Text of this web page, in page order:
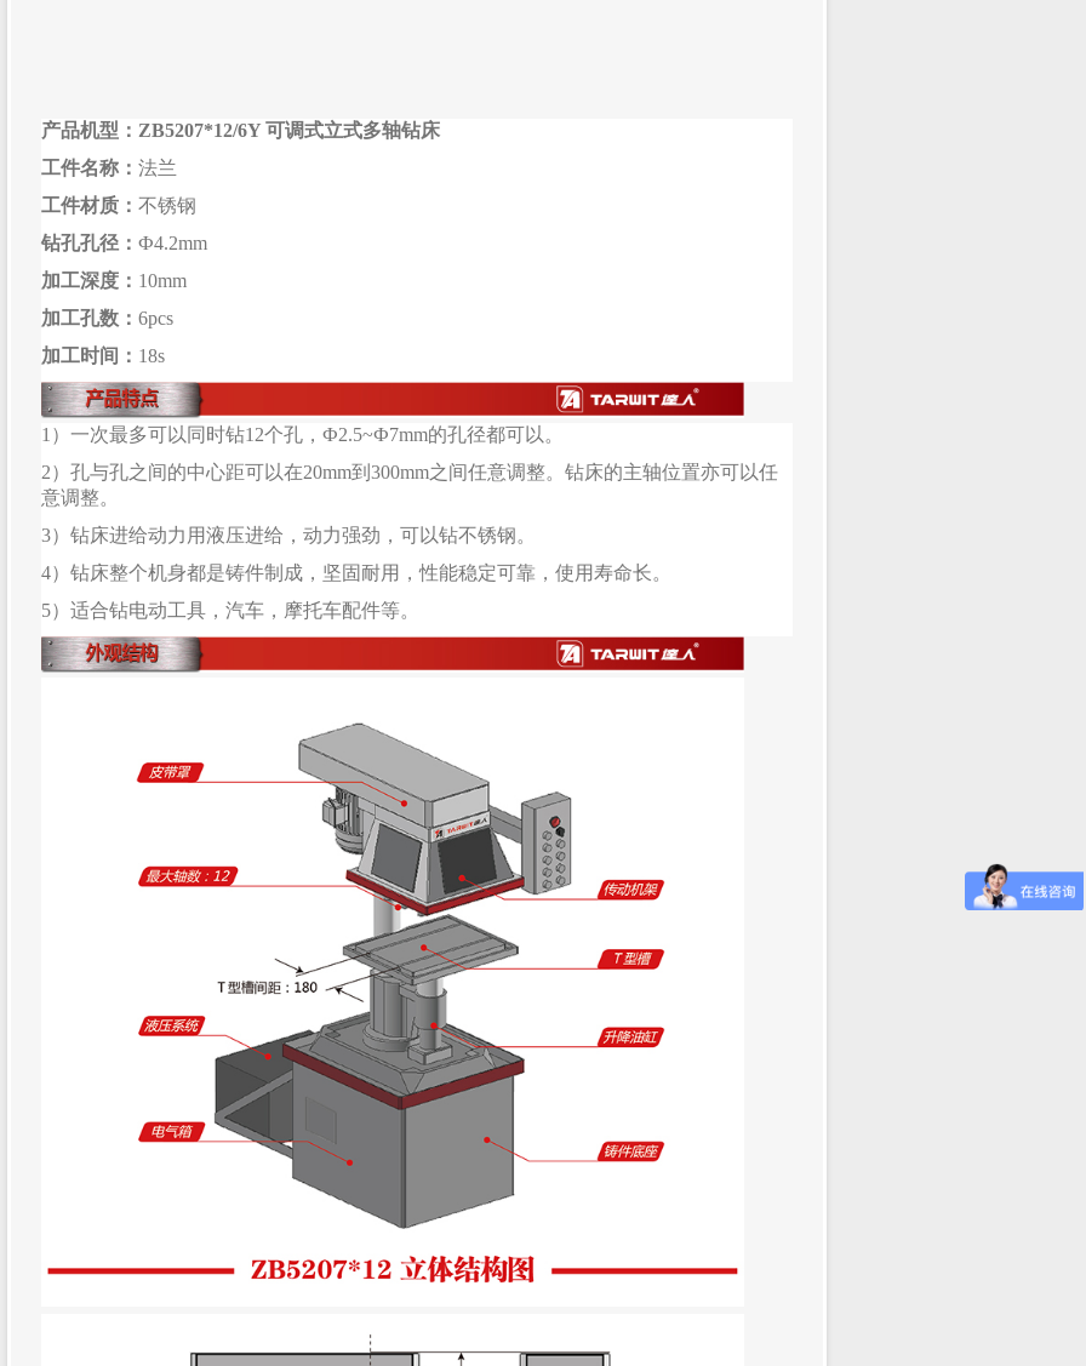
产品机型：ZB5207*12/6Y 可调式立式多轴钻床
工件名称： 法兰
工件材质： 不锈钢
钻孔孔径： Ф4.2mm
加工深度： 10mm
加工孔数： 6pcs
加工时间： 18s
1）一次最多可以同时钻12个孔，Ф2.5~Ф7mm的孔径都可以。
2）孔与孔之间的中心距可以在20mm到300mm之间任意调整。钻床的主轴位置亦可以任
意调整。
3）钻床进给动力用液压进给，动力强劲，可以钻不锈钢。
4）钻床整个机身都是铸件制成，坚固耐用，性能稳定可靠，使用寿命长。
5）适合钻电动工具，汽车，摩托车配件等。